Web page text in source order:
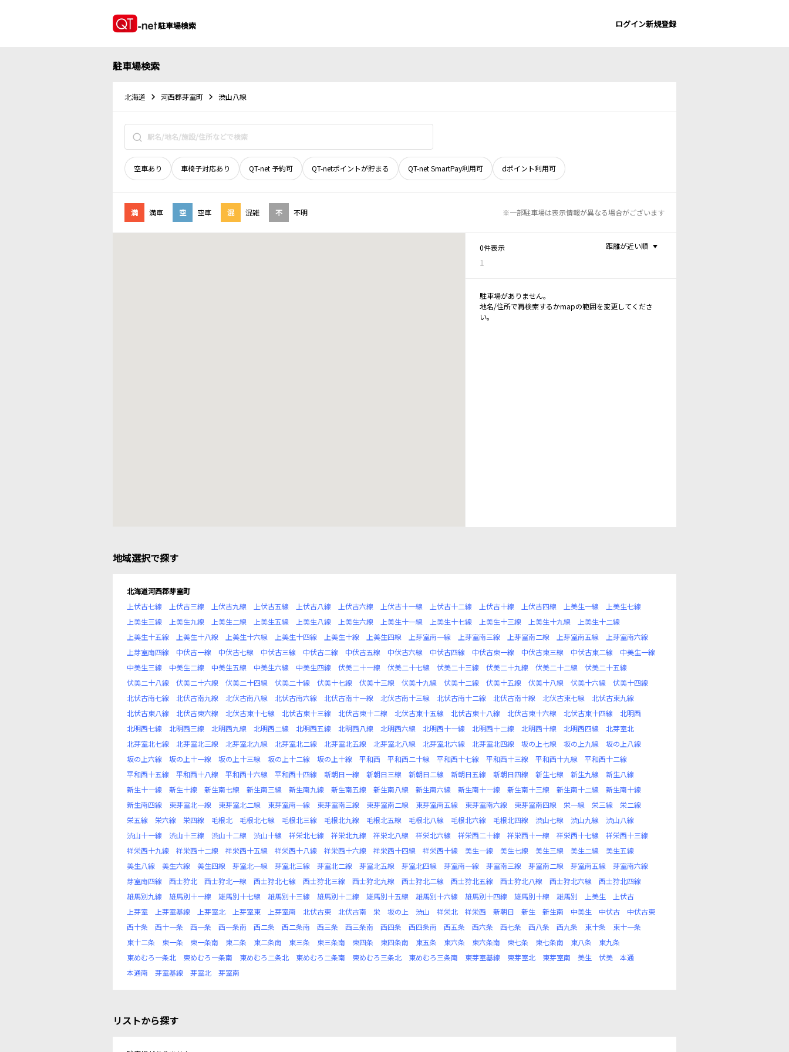
駐車場検索 ログイン新規登録
駐車場検索
北海道 河西郡芽室町 渋山八線
空車あり 車椅子対応あり QT-net 予約可 QT-netポイントが貯まる QT-net SmartPay利用可 dポイント利用可
満 満車 空 空車 混 混雑 不 不明 ※一部駐車場は表示情報が異なる場合がございます
0件表示
1
距離が近い順
駐車場がありません。
地名/住所で再検索するかmapの範囲を変更してくださ
い。
地域選択で探す
北海道河西郡芽室町
上伏古七線
上伏古三線 上伏古九線 上伏古五線 上伏古八線 上伏古六線 上伏古十一線 上伏古十二線 上伏古十線 上伏古四線 上美生一線
上美生七線
上美生三線
上美生九線 上美生二線 上美生五線 上美生八線 上美生六線 上美生十一線 上美生十七線 上美生十三線 上美生十九線
上美生十二線
上美生十五線
上美生十八線 上美生十六線 上美生十四線 上美生十線 上美生四線 上芽室南一線 上芽室南三線 上芽室南二線 上芽室南五線
上芽室南六線
上芽室南四線
中伏古一線 中伏古七線 中伏古三線 中伏古二線 中伏古五線 中伏古六線 中伏古四線 中伏古東一線 中伏古東三線 中伏古東二線
中美生一線
中美生三線
中美生二線 中美生五線 中美生六線 中美生四線 伏美二十一線 伏美二十七線 伏美二十三線 伏美二十九線 伏美二十二線
伏美二十五線
伏美二十八線
伏美二十六線 伏美二十四線 伏美二十線 伏美十七線 伏美十三線 伏美十九線 伏美十二線 伏美十五線 伏美十八線 伏美十六線
伏美十四線
北伏古南七線
北伏古南九線 北伏古南八線 北伏古南六線 北伏古南十一線 北伏古南十三線 北伏古南十二線 北伏古南十線 北伏古東七線
北伏古東九線
北伏古東八線
北伏古東六線 北伏古東十七線 北伏古東十三線 北伏古東十二線 北伏古東十五線 北伏古東十八線 北伏古東十六線 北伏古東十四線
北明西
北明西七線
北明西三線 北明西九線 北明西二線 北明西五線 北明西八線 北明西六線 北明西十一線 北明西十二線 北明西十線 北明西四線
北芽室北
北芽室北七線
北芽室北三線 北芽室北九線 北芽室北二線 北芽室北五線 北芽室北八線 北芽室北六線 北芽室北四線 坂の上七線 坂の上九線
坂の上八線
坂の上六線
坂の上十一線 坂の上十三線 坂の上十二線 坂の上十線 平和西 平和西二十線 平和西十七線 平和西十三線 平和西十九線
平和西十二線
平和西十五線
平和西十八線 平和西十六線 平和西十四線 新朝日一線 新朝日三線 新朝日二線 新朝日五線 新朝日四線 新生七線 新生九線
新生八線
新生十一線
新生十線 新生南七線 新生南三線 新生南九線 新生南五線 新生南八線 新生南六線 新生南十一線 新生南十三線 新生南十二線
新生南十線
新生南四線
東芽室北一線 東芽室北二線 東芽室南一線 東芽室南三線 東芽室南二線 東芽室南五線 東芽室南六線 東芽室南四線 栄一線 栄三線
栄二線
栄五線
栄六線 栄四線 毛根北 毛根北七線 毛根北三線 毛根北九線 毛根北五線 毛根北八線 毛根北六線 毛根北四線 渋山七線 渋山九線
渋山八線
渋山十一線
渋山十三線 渋山十二線 渋山十線 祥栄北七線 祥栄北九線 祥栄北八線 祥栄北六線 祥栄西二十線 祥栄西十一線 祥栄西十七線
祥栄西十三線
祥栄西十九線
祥栄西十二線 祥栄西十五線 祥栄西十八線 祥栄西十六線 祥栄西十四線 祥栄西十線 美生一線 美生七線 美生三線 美生二線
美生五線
美生八線
美生六線 美生四線 芽室北一線 芽室北三線 芽室北二線 芽室北五線 芽室北四線 芽室南一線 芽室南三線 芽室南二線 芽室南五線
芽室南六線
芽室南四線
西士狩北 西士狩北一線 西士狩北七線 西士狩北三線 西士狩北九線 西士狩北二線 西士狩北五線 西士狩北八線 西士狩北六線
西士狩北四線
雄馬別九線
雄馬別十一線 雄馬別十七線 雄馬別十三線 雄馬別十二線 雄馬別十五線 雄馬別十六線 雄馬別十四線 雄馬別十線 雄馬別 上美生
上伏古
上芽室
上芽室基線 上芽室北 上芽室東 上芽室南 北伏古東 北伏古南 栄 坂の上 渋山 祥栄北 祥栄西 新朝日 新生 新生南 中美生 中伏古
中伏古東
西十条
西十一条 西一条 西一条南 西二条 西二条南 西三条 西三条南 西四条 西四条南 西五条 西六条 西七条 西八条 西九条 東十条
東十一条
東十二条
東一条 東一条南 東二条 東二条南 東三条 東三条南 東四条 東四条南 東五条 東六条 東六条南 東七条 東七条南 東八条
東九条
東めむろ一条北
東めむろ一条南 東めむろ二条北 東めむろ二条南 東めむろ三条北 東めむろ三条南 東芽室基線 東芽室北 東芽室南 美生 伏美
本通
本通南
芽室基線 芽室北 芽室南
リストから探す